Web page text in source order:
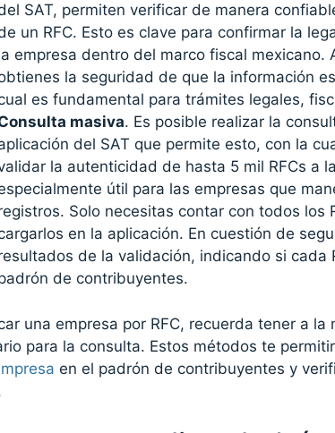
SAT, permiten verificar de manera
un RFC. Esto es clave para confirmar la
empresa dentro del marco fiscal mexicano.
la seguridad de que la información
es fundamental para trámites legales,
masiva. Es posible realizar la
del SAT que permite esto, con la
la autenticidad de hasta 5 mil RFCs a
útil para las empresas que
Solo necesitas contar con todos los
en la aplicación. En cuestión de
de la validación, indicando si cada
de contribuyentes.
una empresa por RFC, recuerda tener a la
para la consulta. Estos métodos te
en el padrón de contribuyentes y